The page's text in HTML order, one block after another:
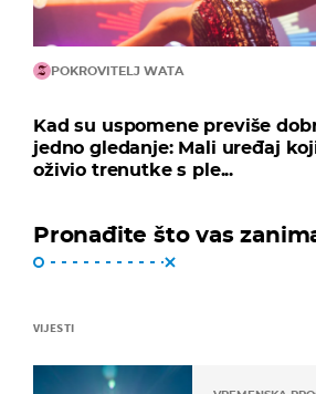
POKROVITELJ WATA
Kad su uspomene previše
jedno gledanje: Mali uređaj
oživio trenutke s ple...
Pronađite što vas
VIJESTI